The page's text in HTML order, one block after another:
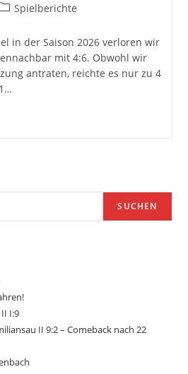
Spielberichte
in der Saison 2026 verloren wir
mit 4:6. Obwohl wir
antraten, reichte es nur zu 4
SUCHEN
I:9
II 9:2 – Comeback nach 22